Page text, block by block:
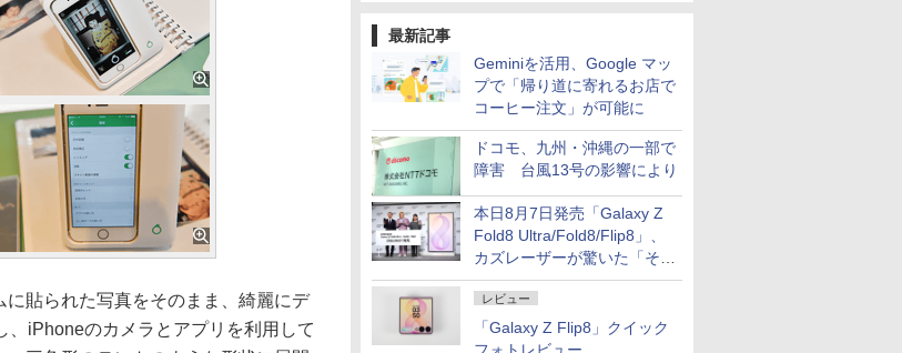
最新記事
Geminiを活用、Google マッ
プで「帰り道に寄れるお店で
コーヒー注文」が可能に
ドコモ、九州・沖縄の一部で
障害 台風13号の影響により
本日8月7日発売「Galaxy Z
Fold8 Ultra/Fold8/Flip8」、
カズレーザーが驚いた「そば
屋のメニュー並みの薄さ」
レビュー
「Galaxy Z Flip8」クイック
貼られた写真をそのまま、綺麗にデ
iPhoneのカメラとアプリを利用して